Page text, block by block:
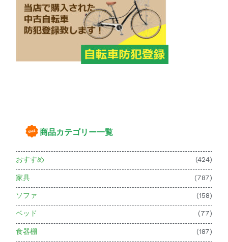
商品カテゴリー一覧
おすすめ (424)
家具 (787)
ソファ (158)
ベッド (77)
食器棚 (187)